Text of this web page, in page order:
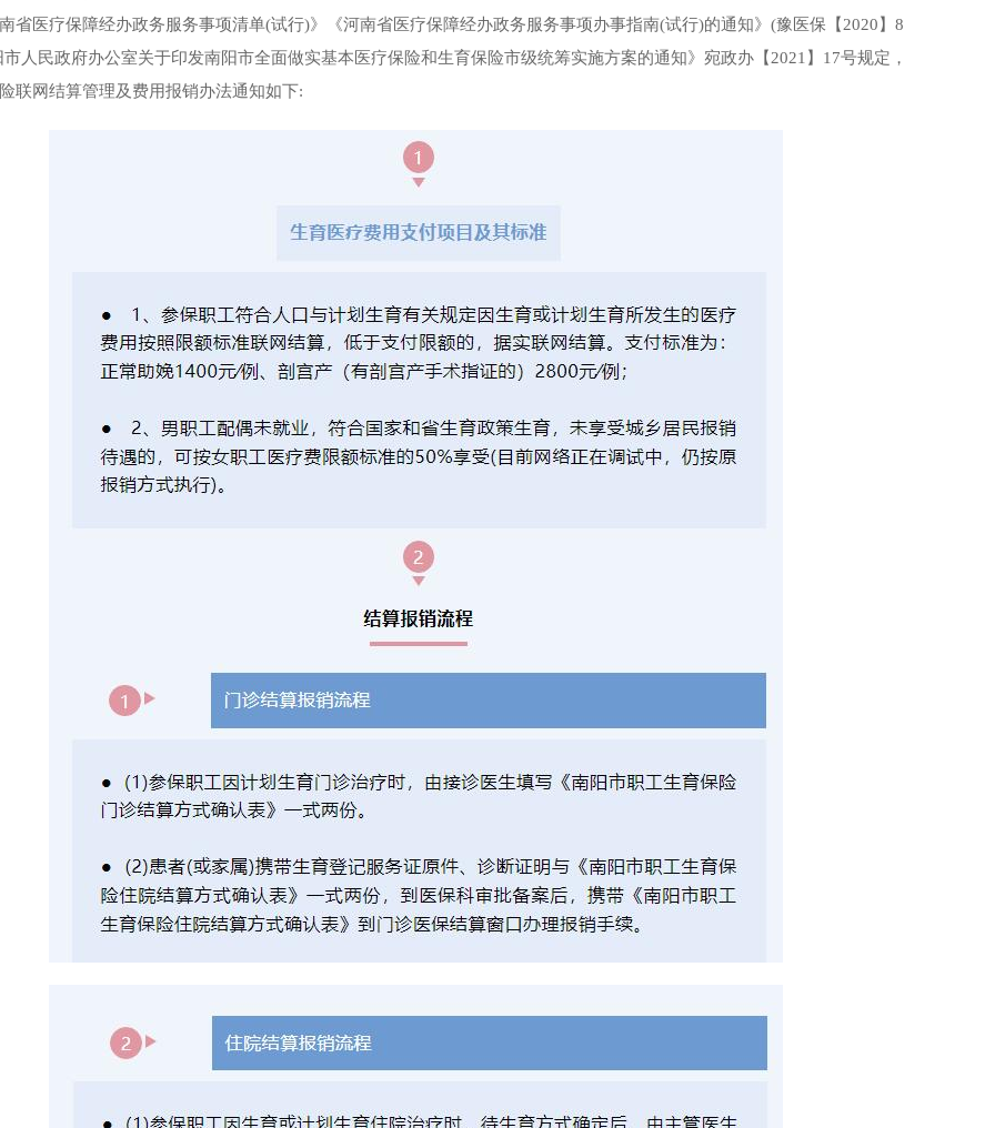
省医疗保障经办政务服务事项清单(试行)》《河南省医疗保障经办政务服务事项办事指南(试行)的通知》(豫医保【2020】8
人民政府办公室关于印发南阳市全面做实基本医疗保险和生育保险市级统筹实施方案的通知》宛政办【2021】17号规定，
联网结算管理及费用报销办法通知如下: